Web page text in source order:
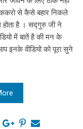
से कैसे बहार निकले
है । सद्गुरु जी ने
में बातें है की मन के
वीडियो को पूरा सुने